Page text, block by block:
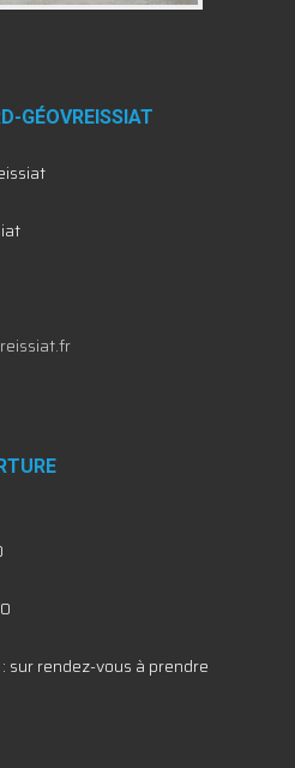
GÉOVREISSIAT
sur rendez-vous à prendre